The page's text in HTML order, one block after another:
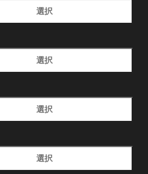
選択
選択
選択
選択